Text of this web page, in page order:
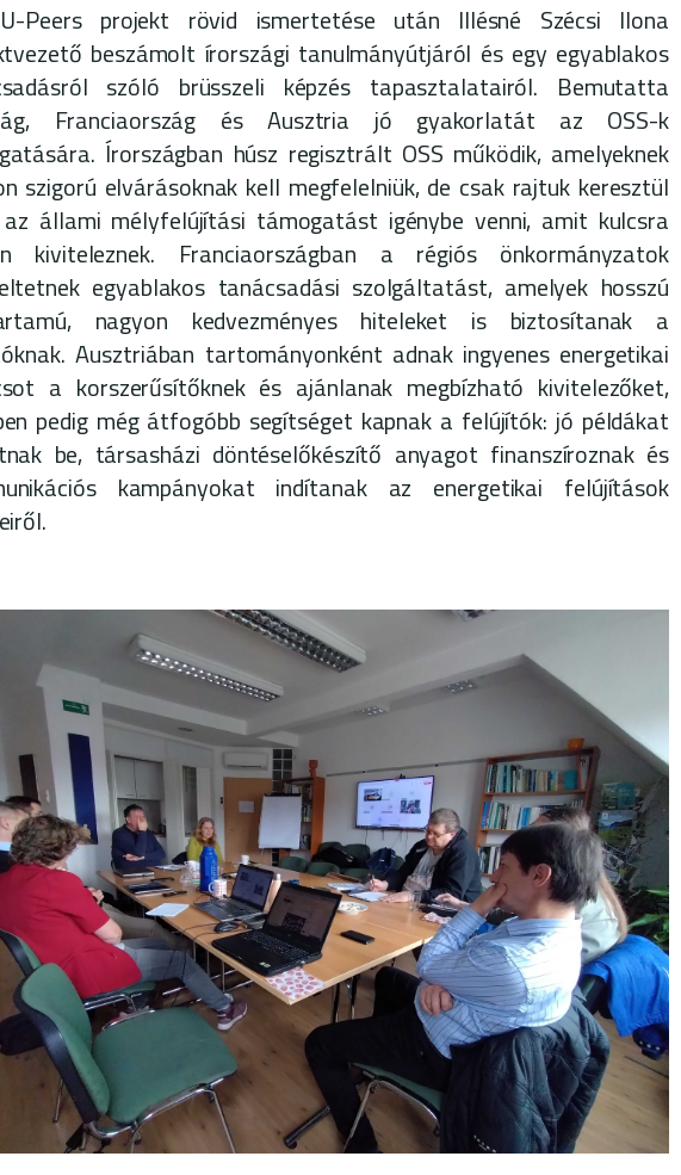
Peers projekt rövid ismertetése után Illésné Szécsi Ilona
beszámolt írországi tanulmányútjáról és egy egyablakos
szóló brüsszeli képzés tapasztalatairól. Bemutatta
Franciaország és Ausztria jó gyakorlatát az OSS-k
Írországban húsz regisztrált OSS működik, amelyeknek
szigorú elvárásoknak kell megfelelniük, de csak rajtuk keresztül
állami mélyfelújítási támogatást igénybe venni, amit kulcsra
kiviteleznek. Franciaországban a régiós önkormányzatok
egyablakos tanácsadási szolgáltatást, amelyek hosszú
nagyon kedvezményes hiteleket is biztosítanak a
Ausztriában tartományonként adnak ingyenes energetikai
a korszerűsítőknek és ajánlanak megbízható kivitelezőket,
pedig még átfogóbb segítséget kapnak a felújítók: jó példákat
be, társasházi döntéselőkészítő anyagot finanszíroznak és
kampányokat indítanak az energetikai felújítások